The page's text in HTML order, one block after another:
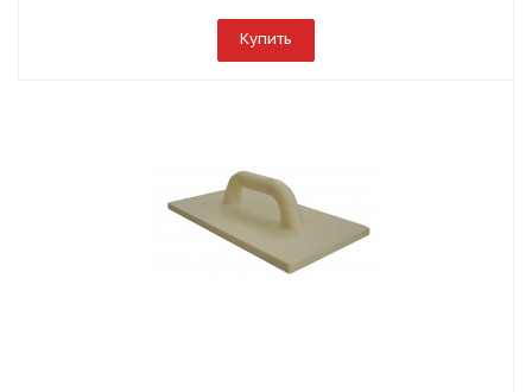
Купить